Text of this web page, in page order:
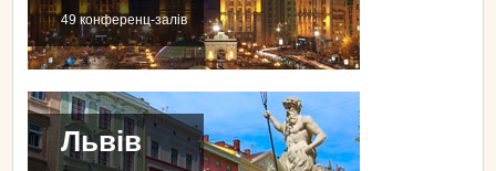
49 конференц-залів
Львів